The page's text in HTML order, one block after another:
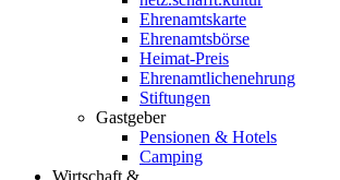
Ehrenamtskarte
Ehrenamtsbörse
Heimat-Preis
Ehrenamtlichenehrung
Stiftungen
Gastgeber
Pensionen & Hotels
Camping
Wirtschaft &